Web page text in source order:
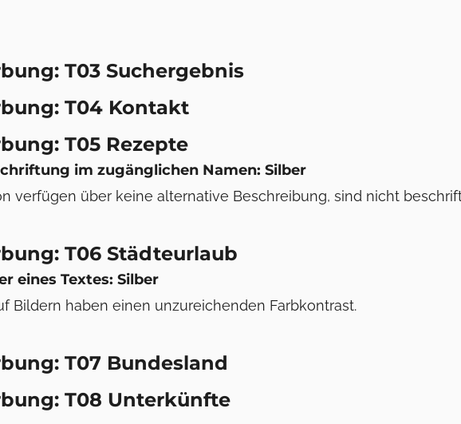
T03 Suchergebnis
T04 Kontakt
T05 Rezepte
im zugänglichen Namen: Silber
verfügen über keine alternative Beschreibung, sind nicht
T06 Städteurlaub
eines Textes: Silber
Bildern haben einen unzureichenden Farbkontrast.
T07 Bundesland
T08 Unterkünfte